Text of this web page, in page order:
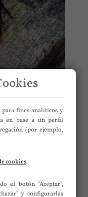
fines analíticos y
en base a un perfil
(por ejemplo,
cookies.
el botón "Aceptar",
y configurarlas